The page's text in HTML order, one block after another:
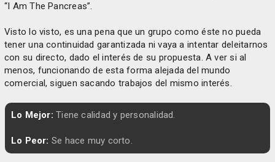
“I Am The Pancreas”.
Visto lo visto, es una pena que un grupo como éste no pueda
tener una continuidad garantizada ni vaya a intentar deleitarnos
con su directo, dado el interés de su propuesta. A ver si al
menos, funcionando de esta forma alejada del mundo
comercial, siguen sacando trabajos del mismo interés.
Lo Mejor: Tiene calidad y personalidad.
Lo Peor: Se hace muy corto.